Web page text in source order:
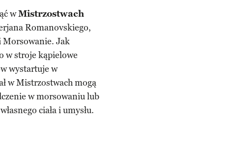
wMistrzostwach
Romanovskiego,
Morsowanie. Jak
w stroje kąpielowe
wystartuje w
w Mistrzostwach mogą
w morsowaniu lub
ciała i umysłu.